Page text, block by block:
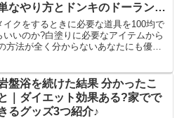
なやり方とドンキのドーランを
介
クをするときに必要な道具を100均で
いのか?白塗りに必要なアイテムから
法が全く分からないあなたにも優し
盤浴を続けた結果 分かったこ
｜ダイエット効果ある?家でで
るグッズ3つ紹介♪